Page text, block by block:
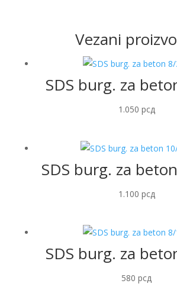
Vezani
SDS burg. za
1.050 рсд
SDS burg. za
1.100 рсд
SDS burg. za
580рсд